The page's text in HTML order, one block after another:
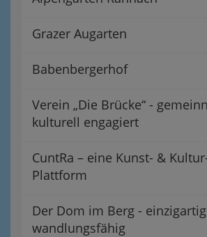
Grazer Augarten
Babenbergerhof
Verein „Die Brücke“ -
kulturell engagiert
CuntRa – eine Kunst- &
Plattform
Der Dom im Berg -
wandlungsfähig